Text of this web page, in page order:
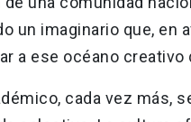
un imaginario que,
a ese océano
cada vez más,